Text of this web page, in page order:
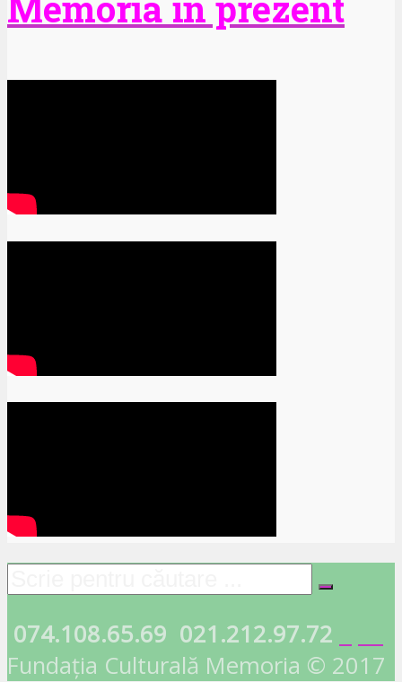
074.108.65.69 021.212.97.72
Fundația Culturală Memoria © 2017